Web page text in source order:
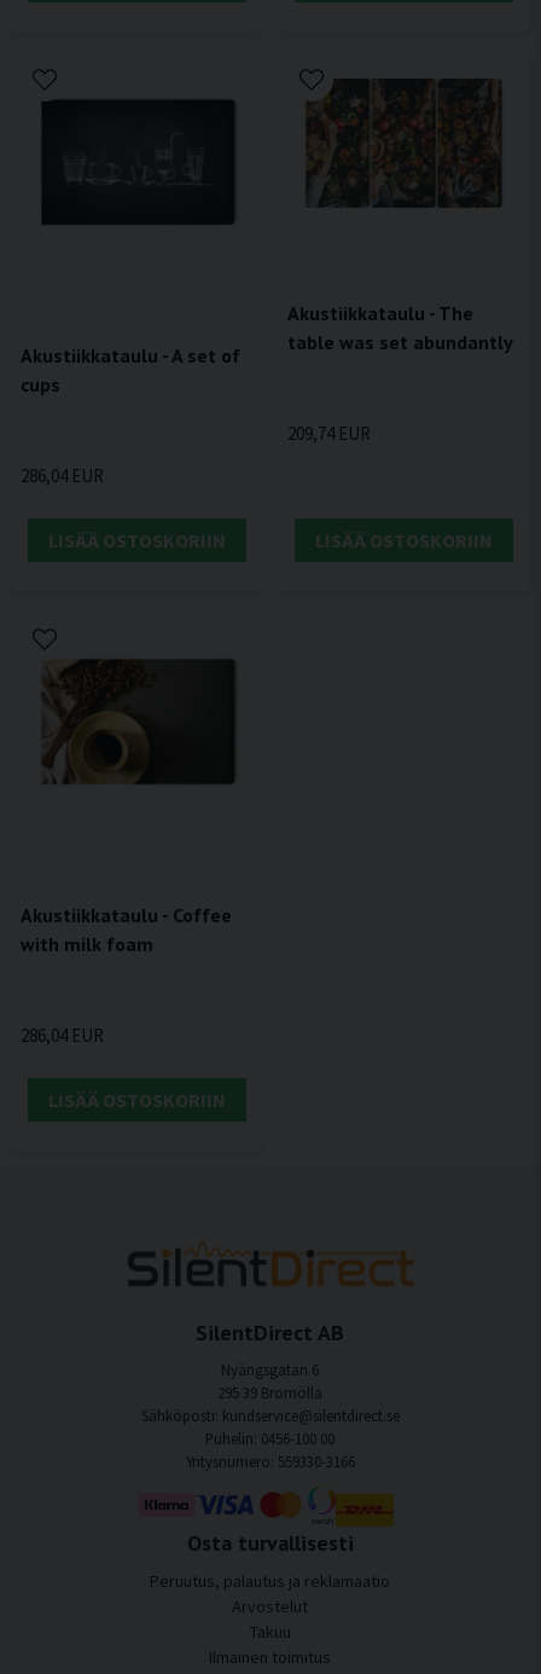
Akustiikkataulu - A set of
cups
286,04 EUR
LISÄÄ OSTOSKORIIN
Akustiikkataulu - The
table was set abundantly
209,74 EUR
LISÄÄ OSTOSKORIIN
Akustiikkataulu - Coffee
with milk foam
286,04 EUR
LISÄÄ OSTOSKORIIN
SilentDirect AB
Nyängsgatan 6
295 39 Bromölla
Sähköposti: kundservice@silentdirect.se
Puhelin: 0456-100 00
Yritysnumero: 559330-3166
Osta turvallisesti
Peruutus, palautus ja reklamaatio
Arvostelut
Takuu
Ilmainen toimitus